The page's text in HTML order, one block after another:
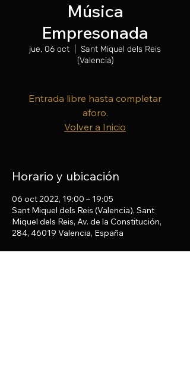
Música
Empresonada
jue, 06 oct
Sant Miquel dels Reis
(Valencia)
Entrada libre hasta completar
aforo.
Volver a Inicio
Horario y ubicación
06 oct 2022, 19:00 – 19:05
Sant Miquel dels Reis (Valencia), Sant
Miquel dels Reis, Av. de la Constitución,
284, 46019 Valencia, España